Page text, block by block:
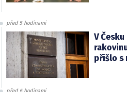
před 5 hodinami
V
přišlo s
před 6 hodinami